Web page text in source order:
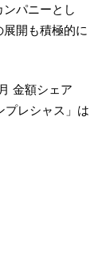
パニーとし
開も積極的に
金額シェア
プレシャス」は